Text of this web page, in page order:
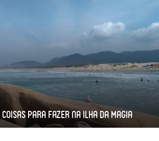
para fazer na Ilha da Magia